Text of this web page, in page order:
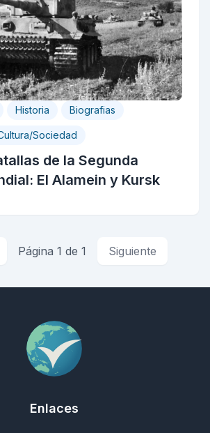
Historia Biografias
Sociedad
de la Segunda
El Alamein y Kursk
Página 1 de 1 Siguiente
Enlaces